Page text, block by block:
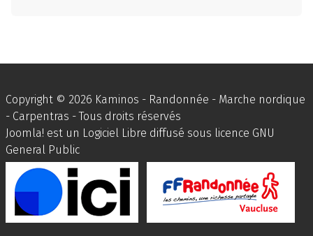
Copyright © 2026 Kaminos - Randonnée - Marche nordique
- Carpentras - Tous droits réservés
Joomla! est un Logiciel Libre diffusé sous licence GNU
General Public